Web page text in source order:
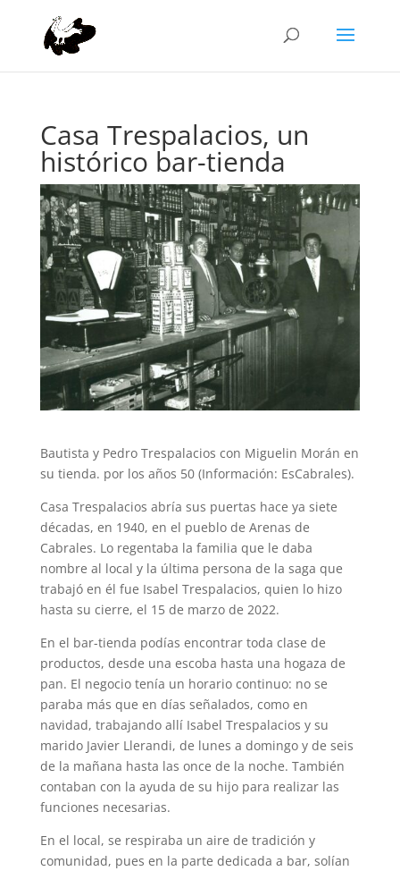
Casa Trespalacios, un
histórico bar-tienda
Bautista y Pedro Trespalacios con Miguelin Morán en
su tienda. por los años 50 (Información: EsCabrales).
Casa Trespalacios abría sus puertas hace ya siete
décadas, en 1940, en el pueblo de Arenas de
Cabrales. Lo regentaba la familia que le daba
nombre al local y la última persona de la saga que
trabajó en él fue Isabel Trespalacios, quien lo hizo
hasta su cierre, el 15 de marzo de 2022.
En el bar-tienda podías encontrar toda clase de
productos, desde una escoba hasta una hogaza de
pan. El negocio tenía un horario continuo: no se
paraba más que en días señalados, como en
navidad, trabajando allí Isabel Trespalacios y su
marido Javier Llerandi, de lunes a domingo y de seis
de la mañana hasta las once de la noche. También
contaban con la ayuda de su hijo para realizar las
funciones necesarias.
En el local, se respiraba un aire de tradición y
comunidad, pues en la parte dedicada a bar, solían